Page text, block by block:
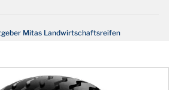
Mitas Landwirtschaftsreifen